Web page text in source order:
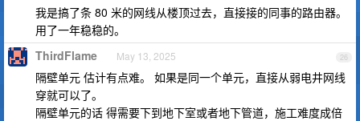
我是搞了条 80 米的网线从楼顶过去，直接接的同事的路由器。
用了一年稳稳的。
26
ThirdFlame May 13, 2025
隔壁单元 估计有点难。 如果是同一个单元，直接从弱电井网线
穿就可以了。
隔壁单元的话 得需要下到地下室或者地下管道，施工难度成倍